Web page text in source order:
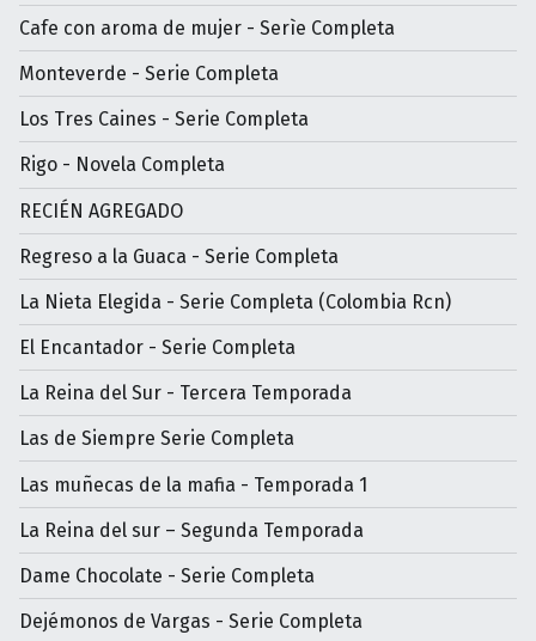
Cafe con aroma de mujer - Serìe Completa
Monteverde - Serie Completa
Los Tres Caines - Serie Completa
Rigo - Novela Completa
RECIÉN AGREGADO
Regreso a la Guaca - Serie Completa
La Nieta Elegida - Serie Completa (Colombia Rcn)
El Encantador - Serie Completa
La Reina del Sur - Tercera Temporada
Las de Siempre Serie Completa
Las muñecas de la mafia - Temporada 1
La Reina del sur – Segunda Temporada
Dame Chocolate - Serie Completa
Dejémonos de Vargas - Serie Completa